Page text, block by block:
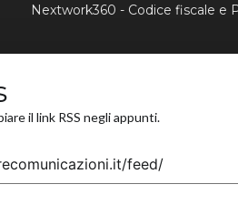
Nextwork360 - Codice fiscale e
il link RSS negli appunti.